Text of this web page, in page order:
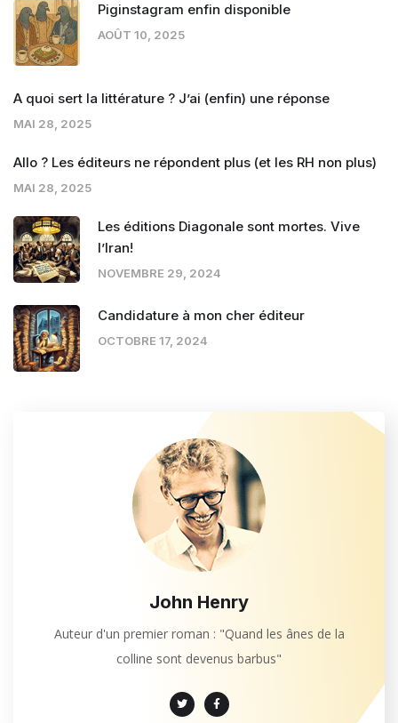
Piginstagram enfin disponible
AOÛT 10, 2025
A quoi sert la littérature ? J’ai (enfin) une réponse
MAI 28, 2025
Allo ? Les éditeurs ne répondent plus (et les RH non plus)
MAI 28, 2025
Les éditions Diagonale sont mortes. Vive
l’Iran!
NOVEMBRE 29, 2024
Candidature à mon cher éditeur
OCTOBRE 17, 2024
John Henry
Auteur d'un premier roman : "Quand les ânes de la
colline sont devenus barbus"